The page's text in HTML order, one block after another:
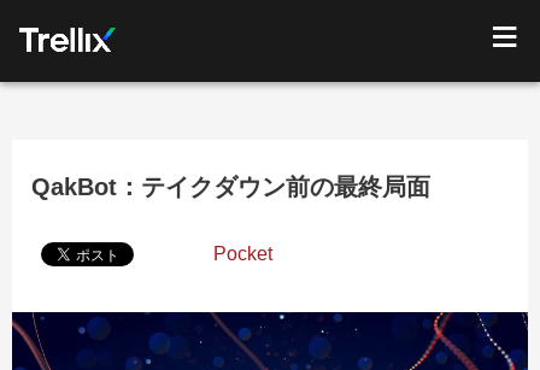
QakBot：テイクダウン前の最終局面
Pocket